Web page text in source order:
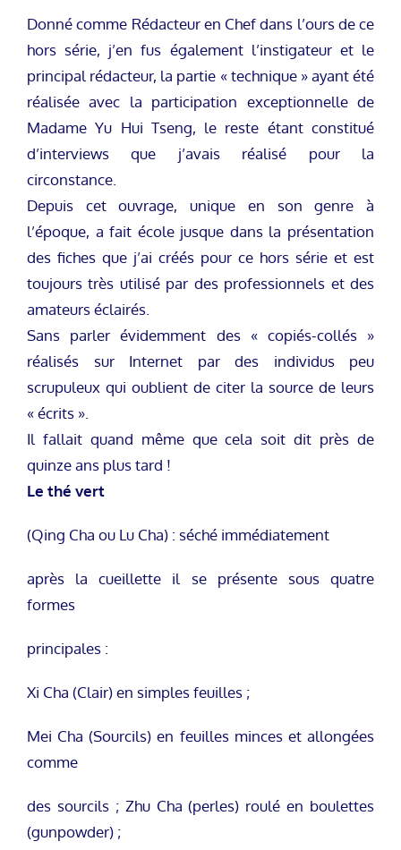
Donné comme Rédacteur en Chef dans l’ours de ce
hors série, j’en fus également l’instigateur et le
principal rédacteur, la partie « technique » ayant été
réalisée avec la participation exceptionnelle de
Madame Yu Hui Tseng, le reste étant constitué
d’interviews que j’avais réalisé pour la
circonstance.
Depuis cet ouvrage, unique en son genre à
l’époque, a fait école jusque dans la présentation
des fiches que j’ai créés pour ce hors série et est
toujours très utilisé par des professionnels et des
amateurs éclairés.
Sans parler évidemment des « copiés-collés »
réalisés sur Internet par des individus peu
scrupuleux qui oublient de citer la source de leurs
« écrits ».
Il fallait quand même que cela soit dit près de
quinze ans plus tard !
Le thé vert
(Qing Cha ou Lu Cha) : séché immédiatement
après la cueillette il se présente sous quatre
formes
principales :
Xi Cha (Clair) en simples feuilles ;
Mei Cha (Sourcils) en feuilles minces et allongées
comme
des sourcils ; Zhu Cha (perles) roulé en boulettes
(gunpowder) ;